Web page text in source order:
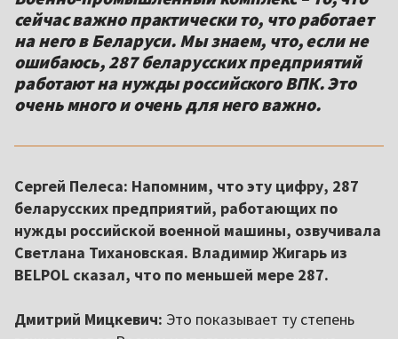
сейчас важно практически то, что работает
на него в Беларуси. Мы знаем, что, если не
ошибаюсь, 287 беларусских предприятий
работают на нужды российского ВПК. Это
очень много и очень для него важно.
Сергей Пелеса: Напомним, что эту цифру, 287
беларусских предприятий, работающих по
нужды российской военной машины, озвучивала
Светлана Тихановская. Владимир Жигарь из
BELPOL сказал, что по меньшей мере 287.
Дмитрий Мицкевич: Это показывает ту степень